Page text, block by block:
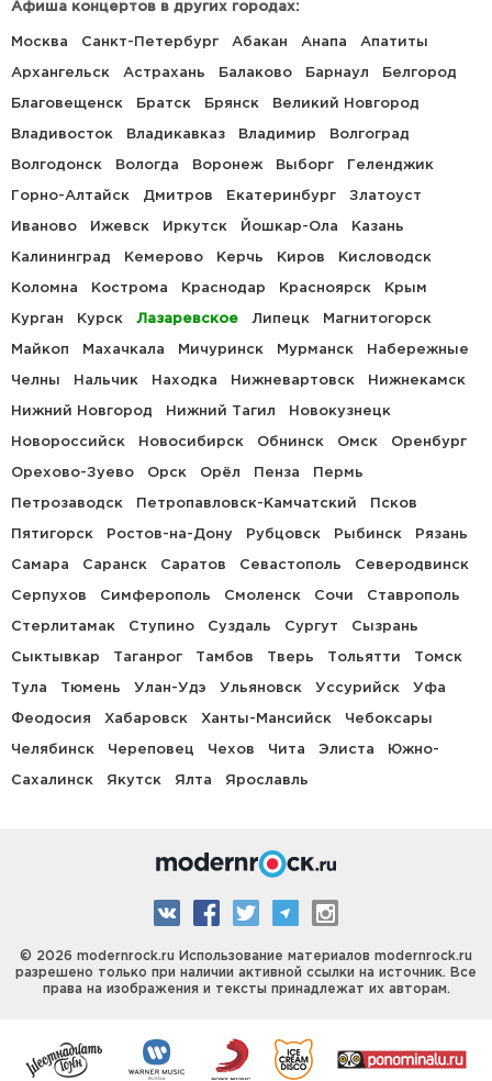
Афиша концертов в других городах:
Москва Санкт-Петербург Абакан Анапа Апатиты
Архангельск Астрахань Балаково Барнаул Белгород
Благовещенск Братск Брянск Великий Новгород
Владивосток Владикавказ Владимир Волгоград
Волгодонск Вологда Воронеж Выборг Геленджик
Горно-Алтайск Дмитров Екатеринбург Златоуст
Иваново Ижевск Иркутск Йошкар-Ола Казань
Калининград Кемерово Керчь Киров Кисловодск
Коломна Кострома Краснодар Красноярск Крым
Курган Курск Лазаревское Липецк Магнитогорск
Майкоп Махачкала Мичуринск Мурманск Набережные
Челны Нальчик Находка Нижневартовск Нижнекамск
Нижний Новгород Нижний Тагил Новокузнецк
Новороссийск Новосибирск Обнинск Омск Оренбург
Орехово-Зуево Орск Орёл Пенза Пермь
Петрозаводск Петропавловск-Камчатский Псков
Пятигорск Ростов-на-Дону Рубцовск Рыбинск Рязань
Самара Саранск Саратов Севастополь Северодвинск
Серпухов Симферополь Смоленск Сочи Ставрополь
Стерлитамак Ступино Суздаль Сургут Сызрань
Сыктывкар Таганрог Тамбов Тверь Тольятти Томск
Тула Тюмень Улан-Удэ Ульяновск Уссурийск Уфа
Феодосия Хабаровск Ханты-Мансийск Чебоксары
Челябинск Череповец Чехов Чита Элиста Южно-
Сахалинск Якутск Ялта Ярославль
© 2026 modernrock.ru Использование материалов modernrock.ru
разрешено только при наличии активной ссылки на источник. Все
права на изображения и тексты принадлежат их авторам.